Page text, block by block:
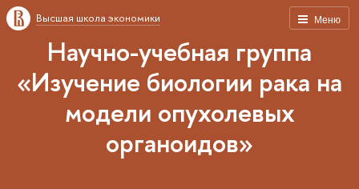
Меню
Высшая школа экономики
Научно-учебная группа
«Изучение биологии рака на
модели опухолевых
органоидов»